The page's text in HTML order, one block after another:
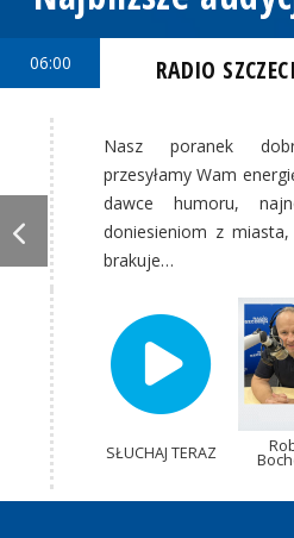
06:00 RADIO
Nasz poranek
przesyłamy Wam
dawce humoru,
doniesieniom z
brakuje…
SŁUCHAJ TERAZ